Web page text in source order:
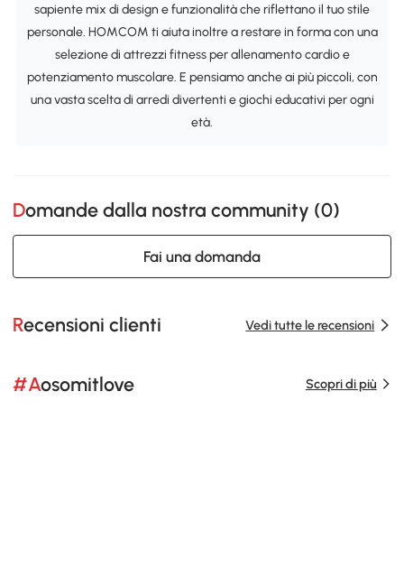
sapiente mix di design e funzionalità che riflettano il tuo stile
personale. HOMCOM ti aiuta inoltre a restare in forma con una
selezione di attrezzi fitness per allenamento cardio e
potenziamento muscolare. E pensiamo anche ai più piccoli, con
una vasta scelta di arredi divertenti e giochi educativi per ogni
età.
Domande dalla nostra community (0)
Fai una domanda
Recensioni clienti Vedi tutte le recensioni
#Aosomitlove Scopri di più